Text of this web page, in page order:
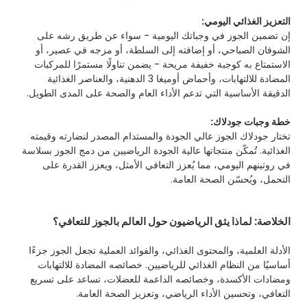
التعزيز الغذائي اليومي:
إن تضمين الجوز في وجباتك اليومية - سواء عن طريق رشه على
الشوفان الصباحي، أو إضافته إلى السلطة، أو مزجه في عصير، أو
الاستمتاع به كوجبة خفيفة مريحة - يضمن تناولًا مستمرًا للمركبات
المضادة للالتهابات، وأحماض أوميغا 3 الدهنية، والعناصر الغذائية
الدقيقة الأساسية التي تدعم الأداء العام والصحة على المدى الطويل.
خطة وجبات جودلاك:
تختار جودلاك الجوز عالي الجودة والمستدام المصدر لنضارته وقيمته
الغذائية. تُمكّن منتجاتها عالية الجودة الرياضيين من دمج الجوز بسلاسة
في روتينهم اليومي، مما يُعزز التعافي الأمثل، ويعزز القدرة على
التحمل، ويُحسّن الصحة العامة.
الخلاصة: لماذا يثق الرياضيون حول العالم بالجوز للتعافي؟
الأدلة العلمية، والمحتوى الغذائي، والفوائد العملية تجعل الجوز جزءًا
أساسيًا من النظام الغذائي للرياضيين. خصائصه المضادة للالتهابات
ومضادات الأكسدة، وخصائصه الداعمة للعضلات، تساعد على تسريع
التعافي، وتحسين الأداء الرياضي، وتعزيز الصحة العامة.